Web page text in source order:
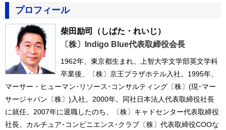
プロフィール
柴田励司
（しばた・れいじ）
〔株〕Indigo Blue代表取締役会長
1962年、東京都生まれ。上智大学文学部英文学科
卒業後、〔株〕京王プラザホテル入社。1995年、
マーサー・ヒューマン･リソース･コンサルティング〔株〕(現･マー
サージャパン〔株〕)入社。2000年。同社日本法人代表取締役社長
に就任。2007年に退職したのち、〔株〕キャドセンター代表取締役
社長、カルチュア･コンビニエンス･クラブ〔株〕代表取締役COOな